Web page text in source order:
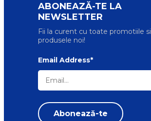
ABONEAZĂ-TE LA
NEWSLETTER
Fii la curent cu toate promotiile si
produsele noi!
Email Address*